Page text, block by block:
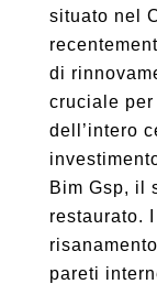
situato nel
di
cruciale per
dell’intero
Bim Gsp, il
restaurato.
pareti